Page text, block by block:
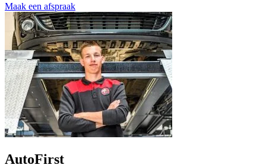
Maak een afspraak
AutoFirst